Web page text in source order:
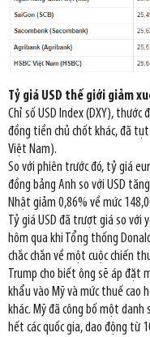
Tỷ giá USD thế giới giảm
Chỉ số USD Index (DXY), thước
đồng tiền chủ chốt khác, đã
Việt Nam).
So với phiên trước đó, tỷ giá
đồng bảng Anh so với USD
Nhật giảm 0,86% về mức
Tỷ giá USD đã trượt giá so với
hôm qua khi Tổng thống
chắc chắn về một cuộc chiến
Trump cho biết ông sẽ áp đặt
khẩu vào Mỹ và mức thuế cao
khác. Mỹ đã công bố một danh
hết các quốc gia, dao động từ